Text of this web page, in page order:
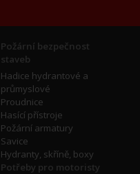
Požární bezpečnost
staveb
Hadice hydrantové a
průmyslové
Proudnice
Hasící přístroje
Požární armatury
Savice
Hydranty, skříně, boxy
Potřeby pro motoristy